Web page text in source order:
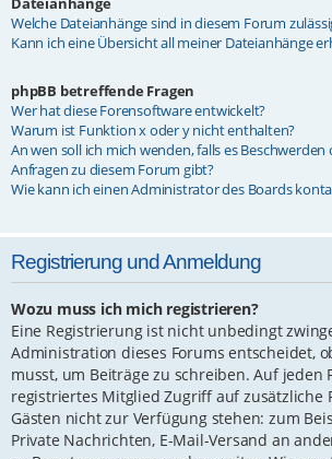
Welche Dateianhänge sind in diesem Forum
Kann ich eine Übersicht all meiner Dateianhänge
phpBB betreffende Fragen
Wer hat diese Forensoftware entwickelt?
Warum ist Funktion x oder y nicht enthalten?
An wen soll ich mich wenden, falls es
Anfragen zu diesem Forum gibt?
Wie kann ich einen Administrator des Boards
Registrierung und Anmeldung
Wozu muss ich mich registrieren?
Eine Registrierung ist nicht unbedingt
Administration dieses Forums entscheidet,
musst, um Beiträge zu schreiben. Auf jeden
registriertes Mitglied Zugriff auf zusätzliche
Gästen nicht zur Verfügung stehen: zum
Private Nachrichten, E-Mail-Versand an